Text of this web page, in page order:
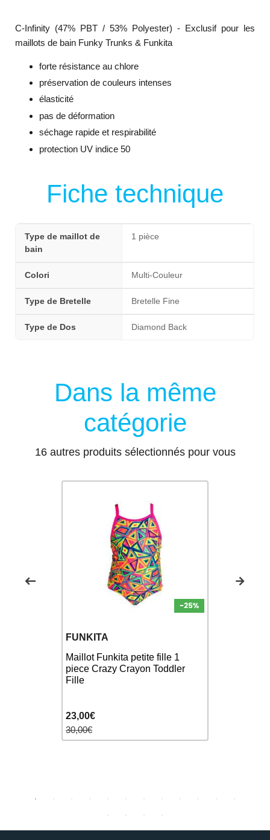
C-Infinity (47% PBT / 53% Polyester) - Exclusif pour les
maillots de bain Funky Trunks & Funkita
forte résistance au chlore
préservation de couleurs intenses
élasticité
pas de déformation
séchage rapide et respirabilité
protection UV indice 50
Fiche technique
Type de maillot de
bain
1 pièce
Colori Multi-Couleur
Type de Bretelle Bretelle Fine
Type de Dos Diamond Back
Dans la même
catégorie
16 autres produits sélectionnés pour vous
FUNKITA
Maillot Funkita petite fille 1
piece Crazy Crayon Toddler
Fille
23,00€
30,00€